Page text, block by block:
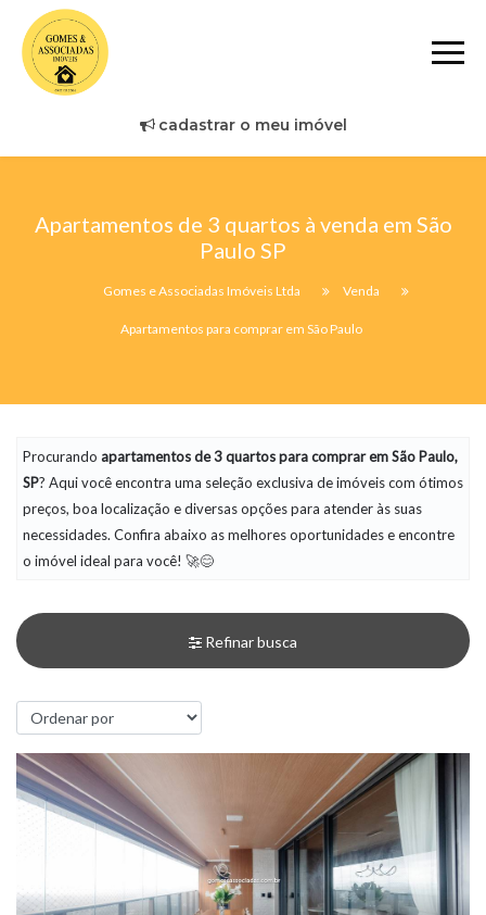
cadastrar o meu imóvel
Apartamentos de 3 quartos à venda em São
Paulo SP
Gomes e Associadas Imóveis Ltda Venda
Apartamentos para comprar em São Paulo
Procurando apartamentosde 3 quartos para comprar em São Paulo,
SP? Aqui você encontra uma seleção exclusiva de imóveis com ótimos
preços, boa localização e diversas opções para atender às suas
necessidades. Confira abaixo as melhores oportunidades e encontre
o imóvel ideal para você! 🚀😊
Refinar busca